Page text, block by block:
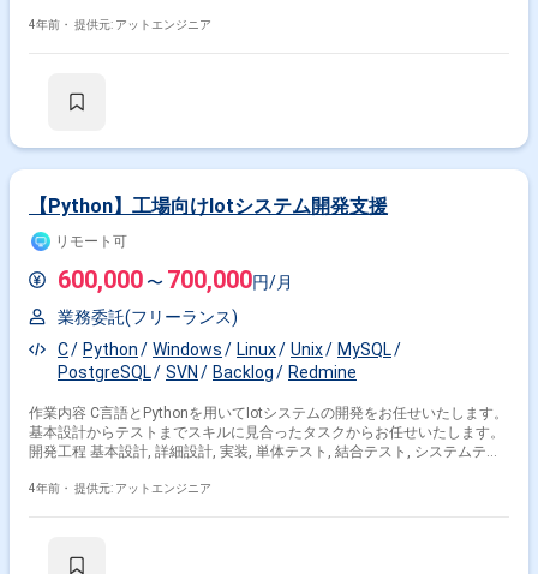
4年前・ 提供元: アットエンジニア
【Python】工場向けIotシステム開発支援
リモート可
600,000 〜 700,000円/月
業務委託(フリーランス)
C
Python Windows Linux Unix
MySQL
PostgreSQL
SVN Backlog Redmine
作業内容 C言語とPythonを用いてIotシステムの開発をお任せいたします。
基本設計からテストまでスキルに見合ったタスクからお任せいたします。
開発工程 基本設計, 詳細設計, 実装, 単体テスト, 結合テスト, システムテス
4年前・ 提供元: アットエンジニア